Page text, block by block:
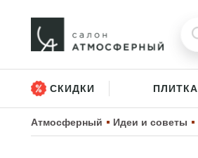
СКИДКИ ПЛИТКА
Атмосферный Идеи и советы